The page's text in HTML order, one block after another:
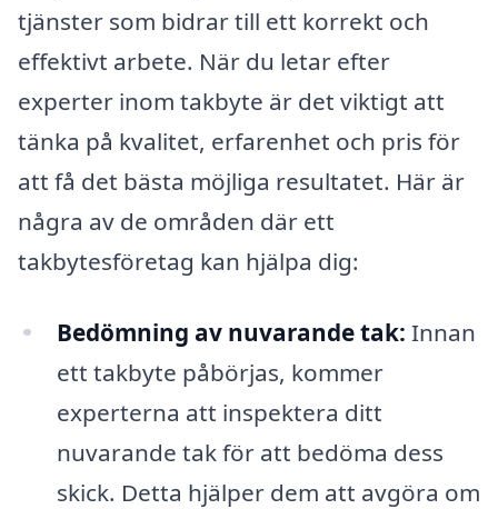
tjänster som bidrar till ett korrekt och
effektivt arbete. När du letar efter
experter inom takbyte är det viktigt att
tänka på kvalitet, erfarenhet och pris för
att få det bästa möjliga resultatet. Här är
några av de områden där ett
takbytesföretag kan hjälpa dig:
Bedömning av nuvarande tak: Innan
ett takbyte påbörjas, kommer
experterna att inspektera ditt
nuvarande tak för att bedöma dess
skick. Detta hjälper dem att avgöra om